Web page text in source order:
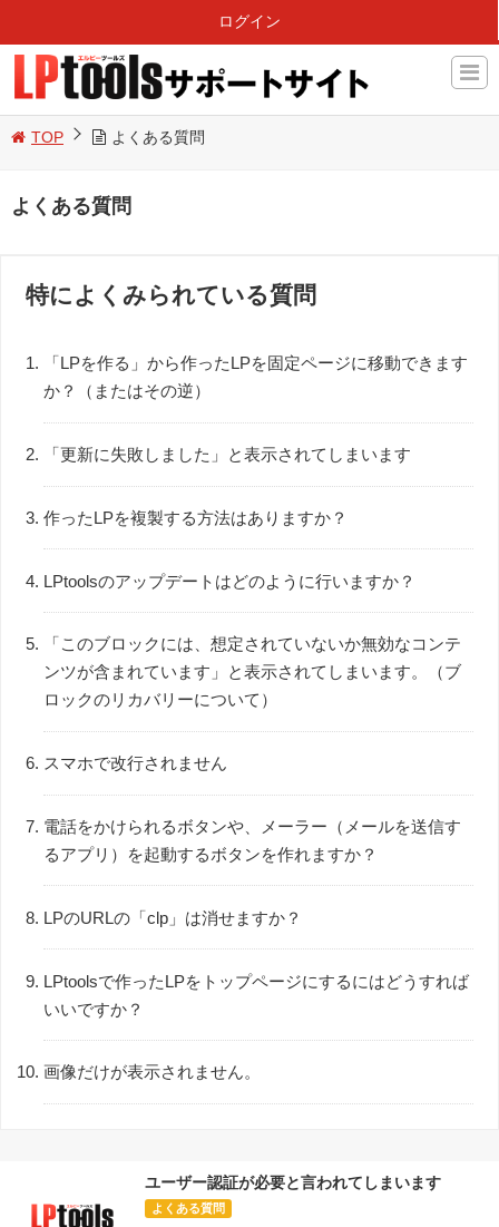
ログイン
TOP よくある質問
よくある質問
特によくみられている質問
「LPを作る」から作ったLPを固定ページに移動できます
か？（またはその逆）
「更新に失敗しました」と表示されてしまいます
作ったLPを複製する方法はありますか？
LPtoolsのアップデートはどのように行いますか？
「このブロックには、想定されていないか無効なコンテ
ンツが含まれています」と表示されてしまいます。（ブ
ロックのリカバリーについて）
スマホで改行されません
電話をかけられるボタンや、メーラー（メールを送信す
るアプリ）を起動するボタンを作れますか？
LPのURLの「clp」は消せますか？
LPtoolsで作ったLPをトップページにするにはどうすれば
いいですか？
画像だけが表示されません。
ユーザー認証が必要と言われてしまいます
よくある質問